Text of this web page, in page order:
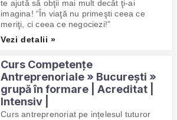
te ajută să obţii mai mult decât ţi-ai
imagina! “În viaţă nu primeşti ceea ce
meriţi, ci ceea ce negociezi!”
Vezi detalii »
Curs Competențe
Antreprenoriale » București »
grupă în formare | Acreditat |
Intensiv |
Curs antreprenoriat pe ințelesul tuturor